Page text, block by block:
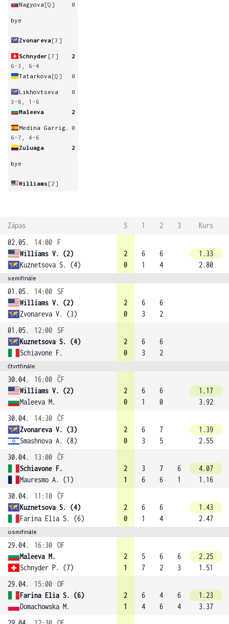
Nagyova [Q] 0
bye
Zvonareva[3]
Schnyder [7]
2
6-3, 6-4
Tatarkova [Q] 0
Likhovtseva
0
3-6, 1-6
Maleeva
2
0
6-7, 4-6
Zuluaga
2
bye
Williams [2]
Zápas S 1 2 3
Kurs
02.05.
14:00
F
Williams V. (2)
Kuznetsova S. (4)
2
0
6
1
6
4
1.33
2.80
semifinále
01.05. 14:00
SF
Williams V. (2)
Zvonareva V. (3)
2
0
6
3
6
2
01.05.
12:00
SF
Kuznetsova S. (4)
Schiavone F.
2
0
6
3
6
2
čtvrtfinále
30.04. 16:00 ČF
Williams V. (2)
Maleeva M.
2
0
6
1
6
0
1.17
3.92
30.04.
14:30 ČF
Zvonareva V. (3)
Smashnova A. (8)
2
0
6
3
7
5
1.39
2.55
30.04.
13:00 ČF
Schiavone F.
Mauresmo A. (1)
2
1
3
6
7
6
6
1
4.07
1.16
30.04.
11:10 ČF
Kuznetsova S. (4)
Farina Elia S. (6)
2
0
6
1
6
4
1.43
2.47
osmifinále
29.04. 16:30 OF
Maleeva M.
Schnyder P. (7)
2
1
5
7
6
2
6
3
2.25
1.51
29.04.
15:00 OF
Farina Elia S. (6)
Domachowska M.
2
1
6
4
4
6
6
4
1.23
3.37